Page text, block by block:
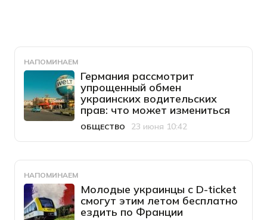
НАПОМИНАЕМ
Германия рассмотрит
упрощенный обмен
украинских водительских
прав: что может измениться
Категория
ОБЩЕСТВО
Дата публикации
23 июня 10:42
НАПОМИНАЕМ
Молодые украинцы с D-ticket
смогут этим летом бесплатно
ездить по Франции